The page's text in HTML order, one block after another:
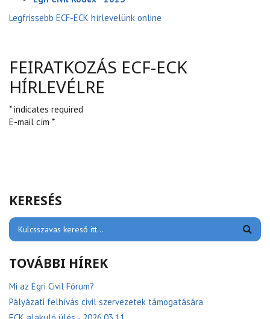
Legfrissebb ECF-ECK hírlevelünk online
FEIRATKOZÁS ECF-ECK
HÍRLEVÉLRE
* indicates required
E-mail cím *
KERESÉS
TOVÁBBI HÍREK
Mi az Egri Civil Fórum?
Pályázati felhívás civil szervezetek támogatására